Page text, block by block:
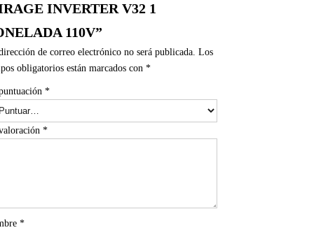
INVERTER V32 1
110V”
de correo electrónico no será publicada. Los
obligatorios están marcados con *
*
*
*